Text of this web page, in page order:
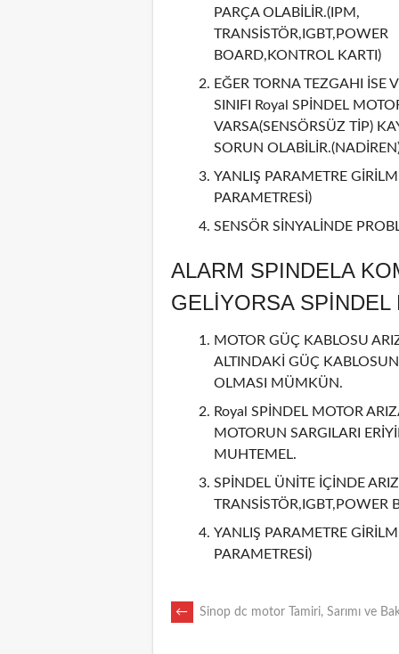
PARÇA OLABİLİR.(IPM,
TRANSİSTÖR,IGBT,POWER
BOARD,KONTROL KARTI)
EĞER TORNA TEZGAHI İSE
SINIFI Royal SPİNDEL
VARSA(SENSÖRSÜZ TİP)
SORUN
YANLIŞ PARAMETRE
PARAMETRESİ)
SENSÖR SİNYALİNDE
ALARM SPINDELA
GELİYORSA SPİNDEL
MOTOR GÜÇ KABLOSU
ALTINDAKİ GÜÇ
OLMASI MÜMKÜN.
Royal SPİNDEL MOTOR
MOTORUN SARGILARI
MUHTEMEL.
SPİNDEL ÜNİTE İÇİNDE
TRANSİSTÖR,IGBT,POWER
YANLIŞ PARAMETRE
PARAMETRESİ)
POST
← Sinop dc motor Tamiri, Sarımı ve